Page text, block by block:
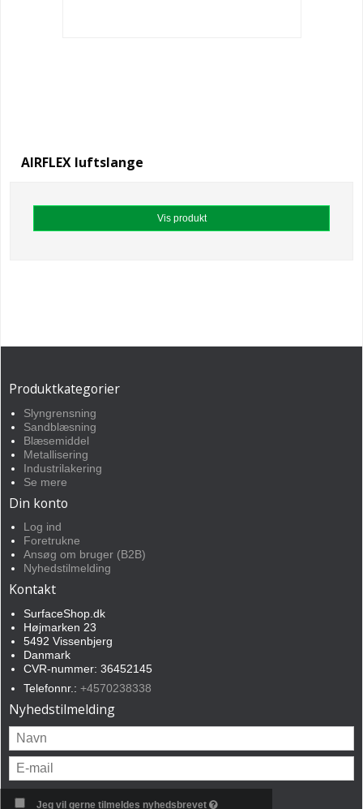
AIRFLEX luftslange
Vis produkt
Produktkategorier
Slyngrensning
Sandblæsning
Blæsemiddel
Metallisering
Industrilakering
Se mere
Din konto
Log ind
Foretrukne
Ansøg om bruger (B2B)
Nyhedstilmelding
Kontakt
SurfaceShop.dk
Højmarken 23
5492 Vissenbjerg
Danmark
CVR-nummer: 36452145
Telefonnr.: +4570238338
Nyhedstilmelding
Jeg vil gerne tilmeldes nyhedsbrevet